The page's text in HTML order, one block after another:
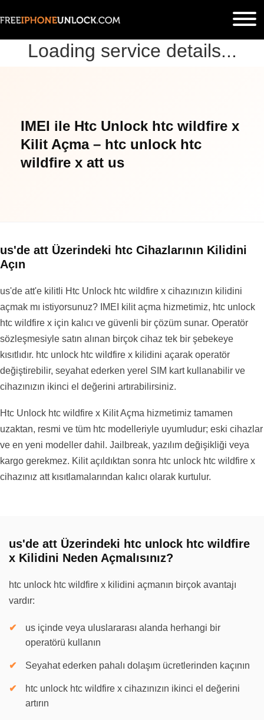
Loading service details...
IMEI ile Htc Unlock htc wildfire x
Kilit Açma – htc unlock htc
wildfire x att us
us'de att Üzerindeki htc Cihazlarının Kilidini
Açın
us'de att'e kilitli Htc Unlock htc wildfire x cihazınızın kilidini
açmak mı istiyorsunuz? IMEI kilit açma hizmetimiz, htc unlock
htc wildfire x için kalıcı ve güvenli bir çözüm sunar. Operatör
sözleşmesiyle satın alınan birçok cihaz tek bir şebekeye
kısıtlıdır. htc unlock htc wildfire x kilidini açarak operatör
değiştirebilir, seyahat ederken yerel SIM kart kullanabilir ve
cihazınızın ikinci el değerini artırabilirsiniz.
Htc Unlock htc wildfire x Kilit Açma hizmetimiz tamamen
uzaktan, resmi ve tüm htc modelleriyle uyumludur; eski cihazlar
ve en yeni modeller dahil. Jailbreak, yazılım değişikliği veya
kargo gerekmez. Kilit açıldıktan sonra htc unlock htc wildfire x
cihazınız att kısıtlamalarından kalıcı olarak kurtulur.
us'de att Üzerindeki htc unlock htc wildfire
x Kilidini Neden Açmalısınız?
htc unlock htc wildfire x kilidini açmanın birçok avantajı
vardır:
us içinde veya uluslararası alanda herhangi bir
operatörü kullanın
Seyahat ederken pahalı dolaşım ücretlerinden kaçının
htc unlock htc wildfire x cihazınızın ikinci el değerini
artırın